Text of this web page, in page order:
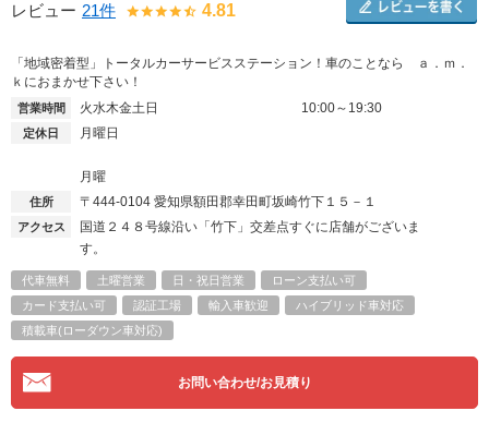
レビュー 21件 4.81
「地域密着型」トータルカーサービスステーション！車のことなら ａ．ｍ．
ｋにおまかせ下さい！
営業時間 火水木金土日 10:00～19:30
定休日 月曜日
月曜
住所 〒444-0104 愛知県額田郡幸田町坂崎竹下１５－１
アクセス
国道２４８号線沿い「竹下」交差点すぐに店舗がございま
す。
代車無料 土曜営業 日・祝日営業
ローン支払い可
カード支払い可
認証工場 輸入車歓迎
ハイブリッド車対応
積載車(ローダウン車対応)
お問い合わせ/お見積り